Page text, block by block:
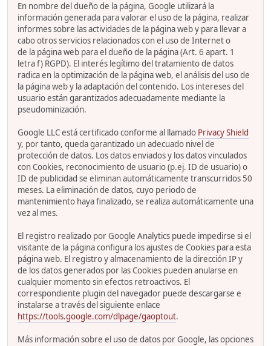
En nombre del dueño de la página, Google utilizará la
información generada para valorar el uso de la página, realizar
informes sobre las actividades de la página web y para llevar a
cabo otros servicios relacionados con el uso de Internet o
de la página web para el dueño de la página (Art. 6 apart. 1
letra f) RGPD). El interés legítimo del tratamiento de datos
radica en la optimización de la página web, el análisis del uso de
la página web y la adaptación del contenido. Los intereses del
usuario están garantizados adecuadamente mediante la
pseudominización.
Google LLC está certificado conforme al llamado Privacy Shield
y, por tanto, queda garantizado un adecuado nivel de
protección de datos. Los datos enviados y los datos vinculados
con Cookies, reconocimiento de usuario (p.ej. ID de usuario) o
ID de publicidad se eliminan automáticamente transcurridos 50
meses. La eliminación de datos, cuyo periodo de
mantenimiento haya finalizado, se realiza automáticamente una
vez al mes.
El registro realizado por Google Analytics puede impedirse si el
visitante de la página configura los ajustes de Cookies para esta
página web. El registro y almacenamiento de la dirección IP y
de los datos generados por las Cookies pueden anularse en
cualquier momento sin efectos retroactivos. El
correspondiente plugin del navegador puede descargarse e
instalarse a través del siguiente enlace
https://tools.google.com/dlpage/gaoptout.
Más información sobre el uso de datos por Google, las opciones